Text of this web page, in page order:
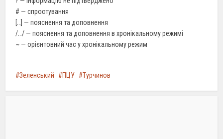
# — спростування
[…] — пояснення та доповнення
/…/ — пояснення та доповнення в хронікальному режимі
~ — орієнтовний час у хронікальному режим
Зеленський ПЦУ Турчинов